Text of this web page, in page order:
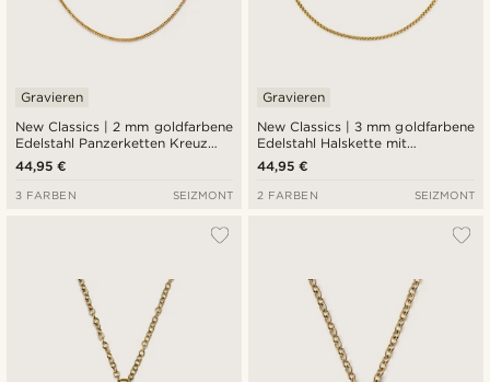
New Classics | 2 mm goldfarbene
Edelstahl Panzerketten Kreuz
Halskette
Gravieren
44,95 €
3 FARBEN SEIZMONT
New Classics | 3 mm goldfarbene
Edelstahl Halskette mit
abgerundeter Kastenkette und
Kreuz
Gravieren
44,95 €
2 FARBEN SEIZMONT